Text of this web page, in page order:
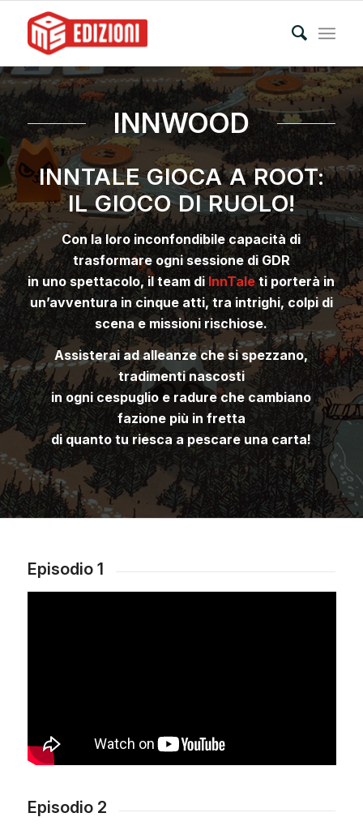
INNWOOD
INNTALE GIOCA A ROOT:
IL GIOCO DI RUOLO!
Con la loro inconfondibile capacità di
trasformare ogni sessione di GDR
in uno spettacolo, il team di InnTaleti porterà in
un’avventura in cinque atti, tra intrighi, colpi di
scena e missioni rischiose.
Assisterai ad alleanze che si spezzano,
tradimenti nascosti
in ogni cespuglio e radure che cambiano
fazione più in fretta
di quanto tu riesca a pescare una carta!
Episodio 1
Episodio 2